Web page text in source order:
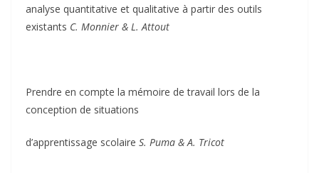
analyse quantitative et qualitative à partir des outils
existants C. Monnier & L. Attout
Prendre en compte la mémoire de travail lors de la
conception de situations
d’apprentissage scolaire S. Puma & A. Tricot